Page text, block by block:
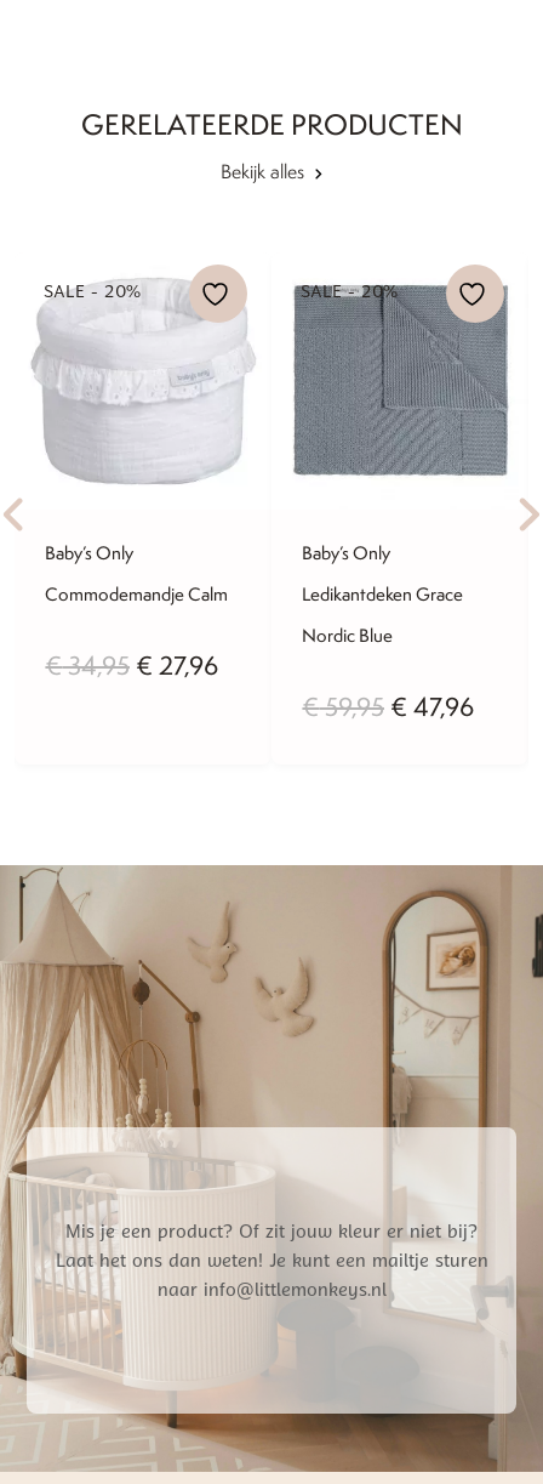
GERELATEERDE PRODUCTEN
Bekijk alles
SALE - 20%
Baby’s Only
Commodemandje Calm
€34,95 Oorspronkelijke
€ 27,96Huidige
SALE - 20%
Baby’s Only
Ledikantdeken Grace
Nordic Blue
€59,95
€ 59,95.
€ 47,96
€
Mis je een product? Of zit jouw kleur er niet bij?
Laat het ons dan weten! Je kunt een mailtje sturen
naar info@littlemonkeys.nl
Gratis verzending vanaf €50,- NL
Persoonlijke winkelervaring